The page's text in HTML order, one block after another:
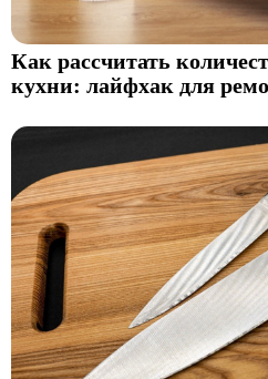
Как рассчитать
кухни: лайфхак для